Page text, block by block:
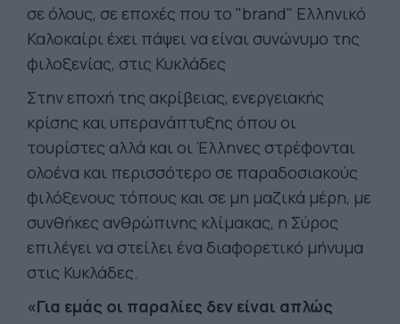
σε όλους, σε εποχές που το "brand" Ελληνικό
Καλοκαίρι έχει πάψει να είναι συνώνυμο της
φιλοξενίας, στις Κυκλάδες
Στην εποχή της ακρίβειας, ενεργειακής
κρίσης και υπερανάπτυξης όπου οι
τουρίστες αλλά και οι Έλληνες στρέφονται
ολοένα και περισσότερο σε παραδοσιακούς
φιλόξενους τόπους και σε μη μαζικά μέρη, με
συνθήκες ανθρώπινης κλίμακας, η Σύρος
επιλέγει να στείλει ένα διαφορετικό μήνυμα
στις Κυκλάδες.
«Για εμάς οι παραλίες δεν είναι απλώς